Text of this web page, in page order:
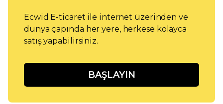
Ecwid E-ticaret ile internet üzerinden ve
dünya çapında her yere, herkese kolayca
satış yapabilirsiniz.
BAŞLAYIN